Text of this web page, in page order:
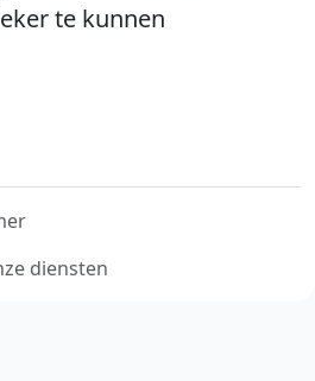
te kunnen
diensten